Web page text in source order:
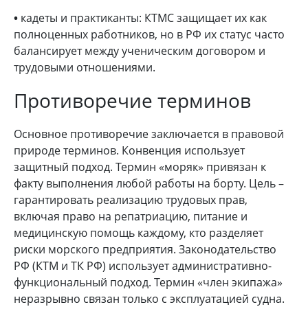
• кадеты и практиканты: КТМС защищает их как
полноценных работников, но в РФ их статус часто
балансирует между ученическим договором и
трудовыми отношениями.
Противоречие терминов
Основное противоречие заключается в правовой
природе терминов. Конвенция использует
защитный подход. Термин «моряк» привязан к
факту выполнения любой работы на борту. Цель –
гарантировать реализацию трудовых прав,
включая право на репатриацию, питание и
медицинскую помощь каждому, кто разделяет
риски морского предприятия. Законодательство
РФ (КТМ и ТК РФ) использует административно-
функциональный подход. Термин «член экипажа»
неразрывно связан только с эксплуатацией судна.